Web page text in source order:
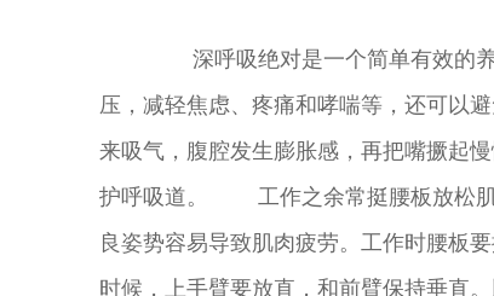
深呼吸绝对是一个简单有效的养
压，减轻焦虑、疼痛和哮喘等，还可以
来吸气，腹腔发生膨胀感，再把嘴撅起
护呼吸道。
工作之余常挺腰板放松肌
良姿势容易导致肌肉疲劳。工作时腰板
时候，上手臂要放直，和前臂保持垂直